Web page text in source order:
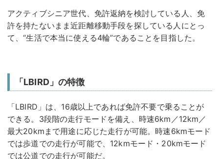
アクティブシニア世代、免許返納を検討している人、免
許を持たないまま近距離移動手段を探している人にとっ
て、“生活で本当に使える4輪”であることを目指した。
「LBIRD」の特徴
「LBIRD」は、16歳以上であれば免許不要で乗ることが
できる。3段階の走行モードを備え、時速6km／12km／
最大20kmまで用途に応じた走行が可能。時速6kmモード
では歩道での走行が可能で、12kmモード・20kmモード
では公道での走行が可能だ。